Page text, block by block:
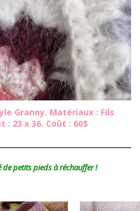
Granny. Matériaux : Fils
23 x 36. Coût : 60$
petits pieds à réchauffer !